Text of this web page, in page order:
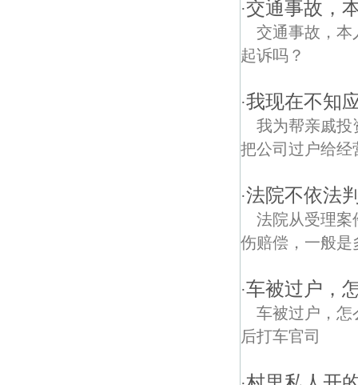
·交通事故，
交通事故，本
起诉吗？
·我现在不知
我为帮亲戚投
把公司过户给经
·法院不依法
法院从受理案
伤赔偿，一般是
·车被过户，
车被过户，怎
后打车官司